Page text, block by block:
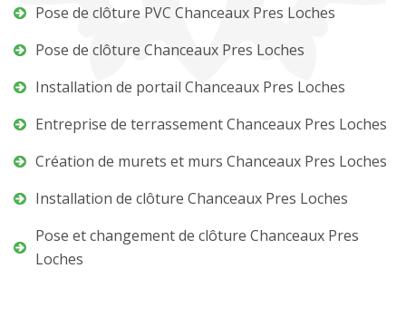
Pose de clôture PVC Chanceaux Pres Loches
Pose de clôture Chanceaux Pres Loches
Installation de portail Chanceaux Pres Loches
Entreprise de terrassement Chanceaux Pres Loches
Création de murets et murs Chanceaux Pres Loches
Installation de clôture Chanceaux Pres Loches
Pose et changement de clôture Chanceaux Pres
Loches